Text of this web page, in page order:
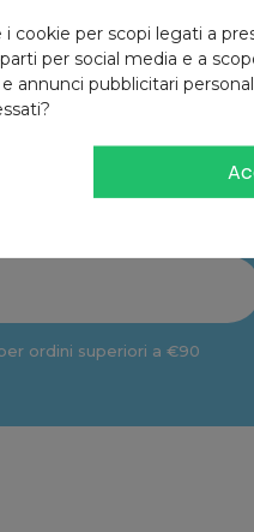
Iscrizione
alla newsletter
ordini superiori a €90
cookie per scopi legati a
per social media e a
annunci pubblicitari